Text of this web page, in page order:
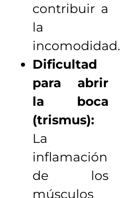
contribuir a
la
incomodidad.
Dificultad
para abrir
la boca
(trismus):
La
inflamación
de los
músculos